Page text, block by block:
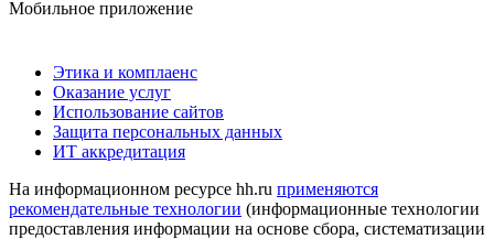
Мобильное приложение
Этика и комплаенс
Оказание услуг
Использование сайтов
Защита персональных данных
ИТ аккредитация
На информационном ресурсе hh.ru применяются
рекомендательные технологии (информационные технологии
предоставления информации на основе сбора, систематизации